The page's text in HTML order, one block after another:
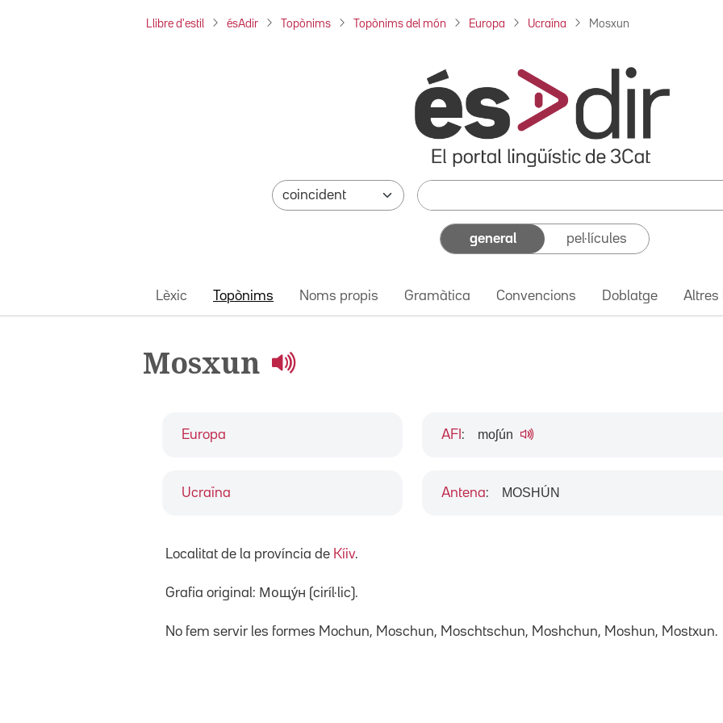
Llibre d'estil ésAdir Topònims Topònims del món Europa Ucraïna Mosxun
general pel·lícules
Lèxic Topònims Noms propis Gramàtica Convencions Doblatge Altres
Mosxun
Europa
Ucraïna
AFI : moʃún
Antena: MOSHÚN
Localitat de la província de Kíiv.
Grafia original: Мощу́н (ciríl·lic).
No fem servir les formes Mochun, Moschun, Moschtschun, Moshchun, Moshun, Mostxun.